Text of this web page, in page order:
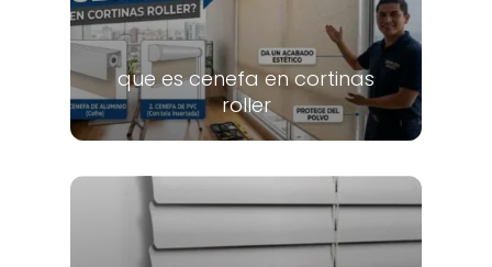
que es cenefa en cortinas
roller